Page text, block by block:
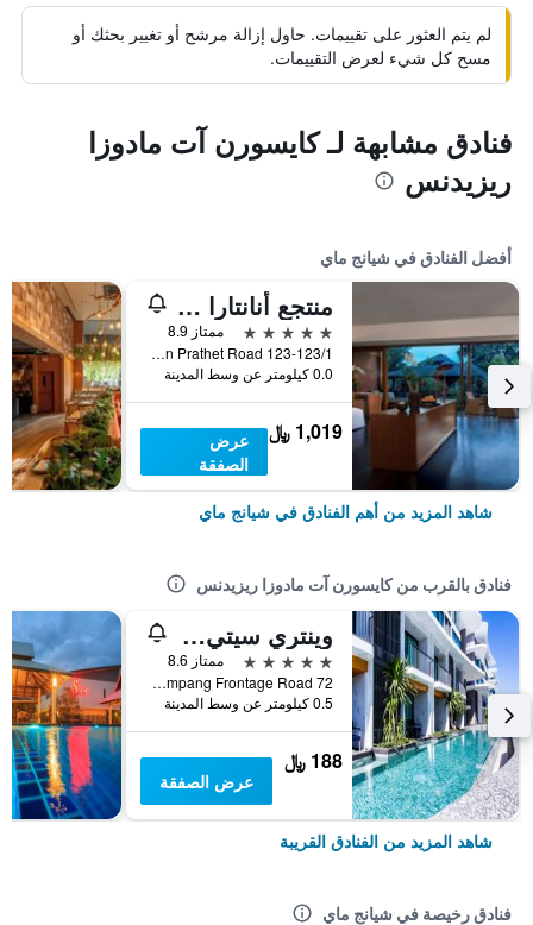
لم يتم العثور على تقييمات. حاول إزالة مرشح أو تغيير بحثك أو
مسح كل شيء لعرض التقييمات.
فنادق مشابهة لـ كايسورن آت مادوزا
ريزيدنس
أفضل الفنادق في شيانج ماي
منتجع أنانتارا شيانغ ماي
5 نجوم
ممتاز 8.9
123-123/1 Charoen Prathet Road, شيانج ماي, تايلاند
0.0 كيلومتر عن وسط المدينة
1,019 ﷼
عرض
الصفقة
شاهد المزيد من أهم الفنادق في شيانج ماي
فنادق بالقرب من كايسورن آت مادوزا ريزيدنس
وينتري سيتي ريزورت تشيانغ ماي
5 نجوم
ممتاز 8.6
72 Highway Chiang Mai-Lampang Frontage Road, شيانج ماي, تايلاند
0.5 كيلومتر عن وسط المدينة
188 ﷼
عرض الصفقة
شاهد المزيد من الفنادق القريبة
فنادق رخيصة في شيانج ماي